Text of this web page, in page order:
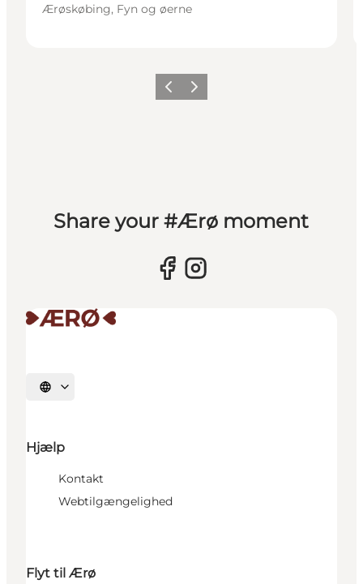
Ærøskøbing, Fyn og øerne
ForrigeNæste
Share your #Ærø moment
Vælg sprog
Hjælp
Kontakt
Webtilgængelighed
Flyt til Ærø